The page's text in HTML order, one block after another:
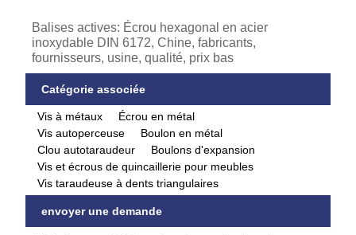
Balises actives: Écrou hexagonal en acier
inoxydable DIN 6172, Chine, fabricants,
fournisseurs, usine, qualité, prix bas
Catégorie associée
Vis à métaux
Écrou en métal
Vis autoperceuse
Boulon en métal
Clou autotaraudeur
Boulons d'expansion
Vis et écrous de quincaillerie pour meubles
Vis taraudeuse à dents triangulaires
envoyer une demande